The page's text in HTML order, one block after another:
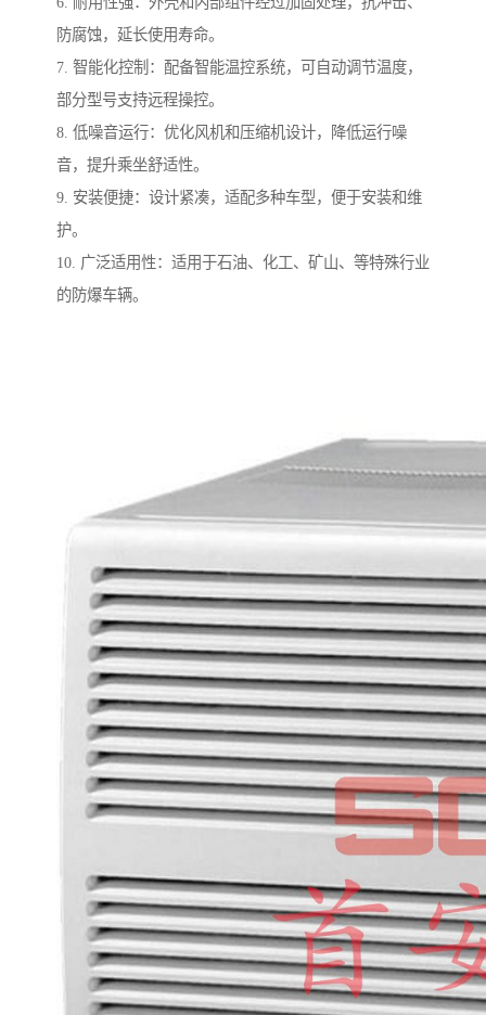
防腐蚀，延长使用寿命。
7. 智能化控制：配备智能温控系统，可自动调节温度，
部分型号支持远程操控。
8. 低噪音运行：优化风机和压缩机设计，降低运行噪
音，提升乘坐舒适性。
9. 安装便捷：设计紧凑，适配多种车型，便于安装和维
护。
10. 广泛适用性：适用于石油、化工、矿山、等特殊行业
的防爆车辆。